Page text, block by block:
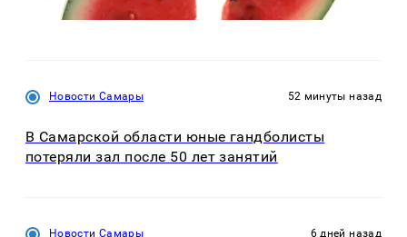
Новости Самары 52 минуты назад
В Самарской области юные гандболисты
потеряли зал после 50 лет занятий
Новости Самары 6 дней назад